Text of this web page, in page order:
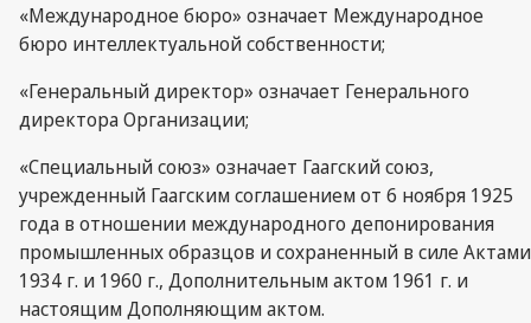
«Международное бюро» означает Международное
бюро интеллектуальной собственности;
«Генеральный директор» означает Генерального
директора Организации;
«Специальный союз» означает Гаагский союз,
учрежденный Гаагским соглашением от 6 ноября 1925
года в отношении международного депонирования
промышленных образцов и сохраненный в силе Актами
1934 г. и 1960 г., Дополнительным актом 1961 г. и
настоящим Дополняющим актом.